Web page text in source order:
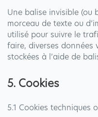
Une balise invisible (ou
morceau de texte ou
utilisé pour suivre le
faire, diverses données
stockées à l’aide de
5. Cookies
5.1 Cookies techniques